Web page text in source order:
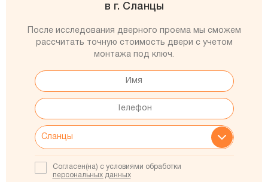
в г. Сланцы
После исследования дверного проема мы сможем
рассчитать точную стоимость двери с учетом
монтажа под ключ.
Согласен(на) с условиями обработки
персональных данных